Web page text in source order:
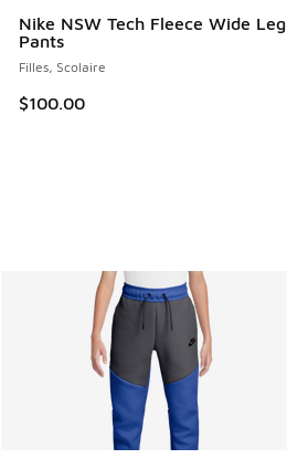
Nike NSW Tech Fleece Wide Leg
Pants
Filles, Scolaire
$100.00